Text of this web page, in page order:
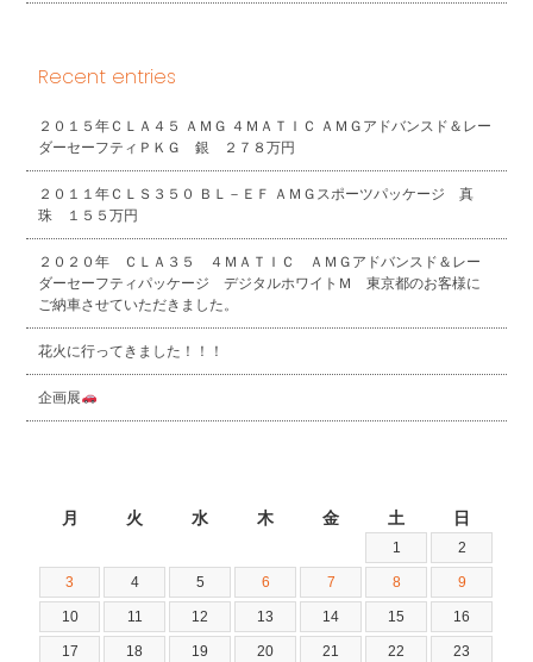
Recent entries
２０１５年ＣＬＡ４５ ＡＭＧ ４ＭＡＴＩＣ ＡＭＧアドバンスド＆レー
ダーセーフティＰＫＧ 銀 ２７８万円
２０１１年ＣＬＳ３５０ ＢＬ－ＥＦ ＡＭＧスポーツパッケージ 真
珠 １５５万円
２０２０年 ＣＬＡ３５ ４ＭＡＴＩＣ ＡＭＧアドバンスド＆レー
ダーセーフティパッケージ デジタルホワイトＭ 東京都のお客様に
ご納車させていただきました。
花火に行ってきました！！！
企画展
月 火 水 木 金 土 日
1 2
3 4 5 6 7 8 9
10 11 12 13 14 15 16
17 18 19 20 21 22 23